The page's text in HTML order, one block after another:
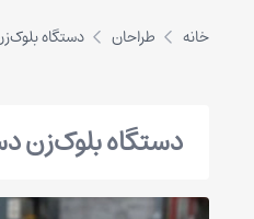
خانه طراحان دستگاه
دستگاه بلوک‌زن